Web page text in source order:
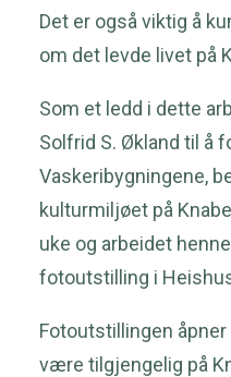
Det er også viktig å
om det levde livet på
Som et ledd i dette
Solfrid S. Økland til å
Vaskeribygningene,
kulturmiljøet på
uke og arbeidet
fotoutstilling i
Fotoutstillingen
være tilgjengelig på